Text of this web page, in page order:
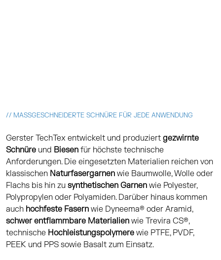
// MASSGESCHNEIDERTE SCHNÜRE FÜR JEDE ANWENDUNG
Gerster TechTex entwickelt und produziert gezwirnte
Schnüre und Biesen für höchste technische
Anforderungen. Die eingesetzten Materialien reichen von
klassischen Naturfasergarnen wie Baumwolle, Wolle oder
Flachs bis hin zu synthetischen Garnen wie Polyester,
Polypropylen oder Polyamiden. Darüber hinaus kommen
auch hochfeste Fasern wie Dyneema® oder Aramid,
schwer entflammbare Materialien wie Trevira CS®,
technische Hochleistungspolymere wie PTFE, PVDF,
PEEK und PPS sowie Basalt zum Einsatz.